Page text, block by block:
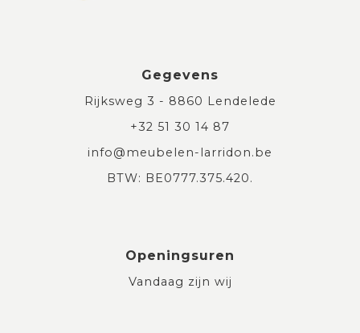
Gegevens
Rijksweg 3 - 8860 Lendelede
+32 51 30 14 87
info@meubelen-larridon.be
BTW: BE0777.375.420.
Openingsuren
Vandaag zijn wij